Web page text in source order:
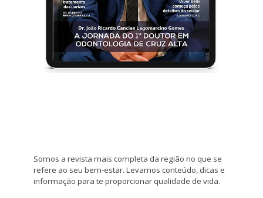
Somos a revista mais completa da região no que se
refere ao seu bem-estar. Levamos conteúdo, dicas e
informação para te proporcionar qualidade de vida.